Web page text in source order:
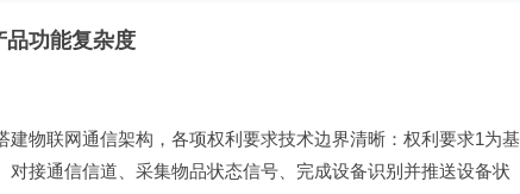
品功能复杂度
物联网通信架构，各项权利要求技术边界清晰：权利要求1为基
接通信信道、采集物品状态信号、完成设备识别并推送设备状